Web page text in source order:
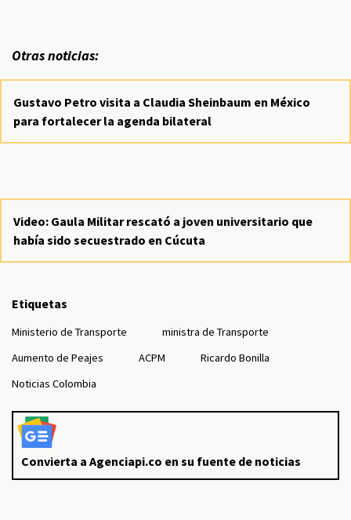
Otras noticias:
Gustavo Petro visita a Claudia Sheinbaum en México
para fortalecer la agenda bilateral
Video: Gaula Militar rescató a joven universitario que
había sido secuestrado en Cúcuta
Etiquetas
Ministerio de Transporte
ministra de Transporte
Aumento de Peajes
ACPM
Ricardo Bonilla
Noticias Colombia
Convierta a Agenciapi.co en su fuente de noticias